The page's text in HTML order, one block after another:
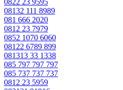
08132 111 8989
081 666 2020
0812 23 7979
0852 1070 6060
08122 6789 899
081313 33 1338
085 797 797 797
085 737 737 737
0812 23 5959